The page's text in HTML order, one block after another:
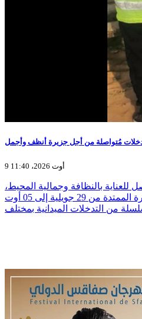
مُتواصلة من أجل جزيرة أنظف وأجمل
9 أوت 2026، 11:40
للعناية بالنظافة وجمالية المحيط،
واصلت بلدية قرقنة خلال الفترة الممتدة من 29 جويلية إلى 05 أوت